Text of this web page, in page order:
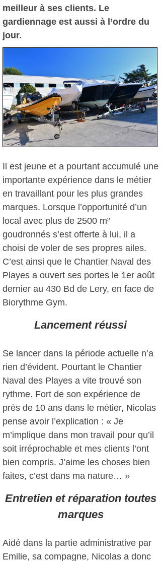
meilleur à ses clients. Le
gardiennage est aussi à l’ordre du
jour.
Il est jeune et a pourtant accumulé une
importante expérience dans le métier
en travaillant pour les plus grandes
marques. Lorsque l’opportunité d’un
local avec plus de 2500 m²
goudronnés s’est offerte à lui, il a
choisi de voler de ses propres ailes.
C’est ainsi que le Chantier Naval des
Playes a ouvert ses portes le 1er août
dernier au 430 Bd de Lery, en face de
Biorythme Gym.
Lancement réussi
Se lancer dans la période actuelle n’a
rien d’évident. Pourtant le Chantier
Naval des Playes a vite trouvé son
rythme. Fort de son expérience de
près de 10 ans dans le métier, Nicolas
pense avoir l’explication : « Je
m’implique dans mon travail pour qu’il
soit irréprochable et mes clients l’ont
bien compris. J’aime les choses bien
faites, c’est dans ma nature… »
Entretien et réparation toutes
marques
Aidé dans la partie administrative par
Emilie, sa compagne, Nicolas a donc